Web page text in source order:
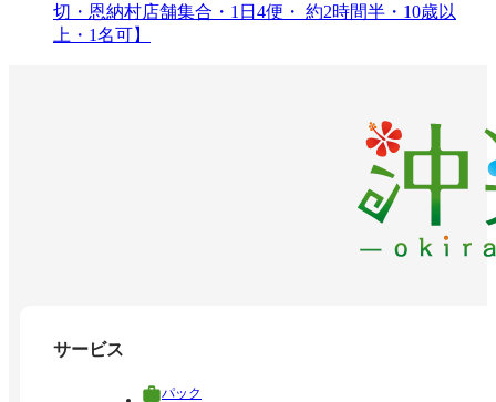
切・恩納村店舗集合・1日4便・ 約2時間半・10歳以
上・1名可】
サービス
パック